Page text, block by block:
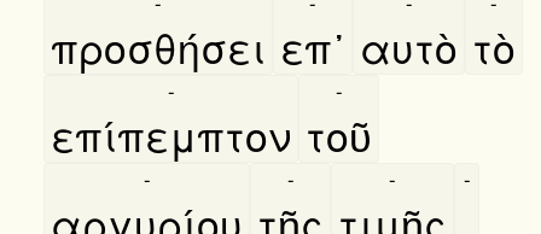
προσθήσει επ᾿ αυτὸ τὸ
επίπεμπτον
-
τοῦ
-
αργυρίου
-
τῆς
-
τιμῆς
-
,
-